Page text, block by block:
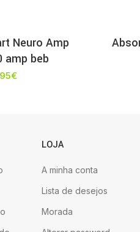
Neuro Amp
amp beb
€
LOJA
A minha conta
Lista de desejos
Morada